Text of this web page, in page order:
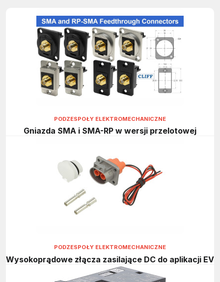
PODZESPOŁY ELEKTROMECHANICZNE
Gniazda SMA i SMA-RP w wersji przelotowej
PODZESPOŁY ELEKTROMECHANICZNE
Wysokoprądowe złącza zasilające DC do aplikacji EV